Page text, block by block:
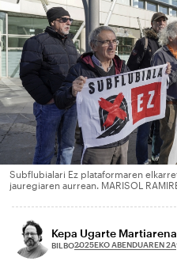
Subflubialari Ez plataformaren
jauregiaren aurrean. MARISOL
Kepa Ugarte Martiarena
BILBO2025EKO ABENDUAREN 2A